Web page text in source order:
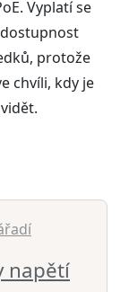
Vyplatí se
protože
chvíli, kdy je
napětí